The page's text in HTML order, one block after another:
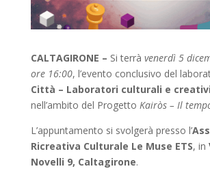
CALTAGIRONE – Si terrà venerdì 5
ore 16:00, l’evento conclusivo del
Città – Laboratori culturali e
nell’ambito del Progetto Kairòs – Il
L’appuntamento si svolgerà presso l’
Ricreativa Culturale Le Muse ETS, in
Novelli 9, Caltagirone.